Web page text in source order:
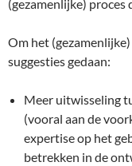
(gezamenlijke) proces
Om het
suggesties gedaan:
Meer uitwisseling
(vooral aan de
expertise op het
betrekken in de